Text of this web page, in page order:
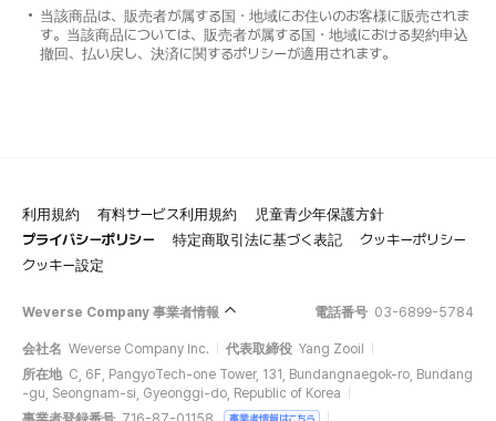
当該商品は、販売者が属する国・地域にお住いのお客様に販売されま
す。当該商品については、販売者が属する国・地域における契約申込
撤回、払い戻し、決済に関するポリシーが適用されます。
利用規約 有料サービス利用規約
児童青少年保護方針
プライバシーポリシー
特定商取引法に基づく表記
クッキーポリシー
クッキー設定
Weverse Company 事業者情報 電話番号 03-6899-5784
会社名 Weverse Company Inc. 代表取締役 Yang Zooil
所在地 C, 6F, PangyoTech-one Tower, 131, Bundangnaegok-ro, Bundang
-gu, Seongnam-si, Gyeonggi-do, Republic of Korea
事業者情報はこちら